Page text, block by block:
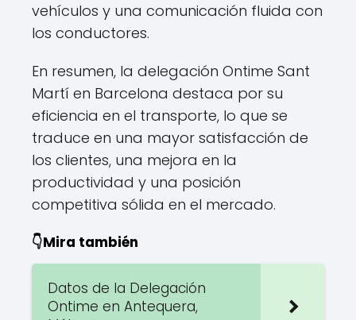
vehículos y una comunicación fluida con
los conductores.
En resumen, la delegación Ontime Sant
Martí en Barcelona destaca por su
eficiencia en el transporte, lo que se
traduce en una mayor satisfacción de
los clientes, una mejora en la
productividad y una posición
competitiva sólida en el mercado.
👇Mira también
Datos de la Delegación
Ontime en Antequera,